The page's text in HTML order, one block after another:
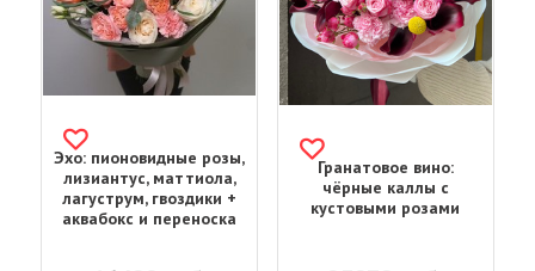
Эхо: пионовидные розы,
лизиантус, маттиола,
лагуструм, гвоздики +
аквабокс и переноска
Гранатовое вино:
чёрные каллы с
кустовыми розами